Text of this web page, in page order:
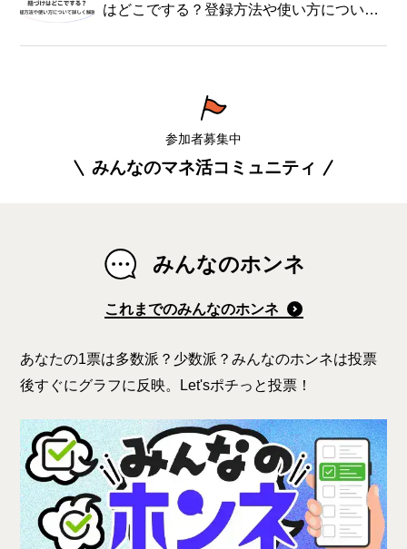
はどこでする？登録方法や使い方について
参加者募集中
みんなのマネ活コミュニティ
みんなのホンネ
これまでのみんなのホンネ
あなたの1票は多数派？少数派？みんなのホンネは投票
後すぐにグラフに反映。Let'sポチっと投票！